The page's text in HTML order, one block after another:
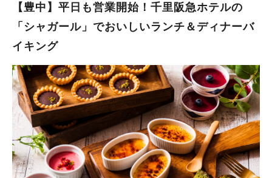
【豊中】平日も営業開始！千里阪急ホテルの
「シャガール」でおいしいランチ＆ディナーバ
イキング